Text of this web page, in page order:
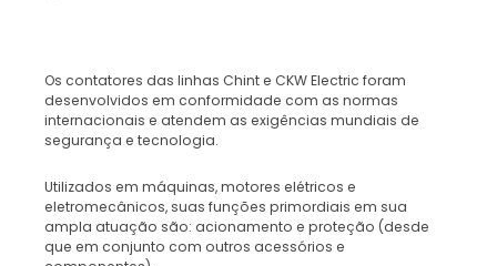
Os contatores das linhas Chint e CKW Electric foram
desenvolvidos em conformidade com as normas
internacionais e atendem as exigências mundiais de
segurança e tecnologia.
Utilizados em máquinas, motores elétricos e
eletromecânicos, suas funções primordiais em sua
ampla atuação são: acionamento e proteção (desde
que em conjunto com outros acessórios e